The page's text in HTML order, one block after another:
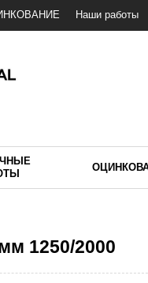
Наши работы
1250/2000